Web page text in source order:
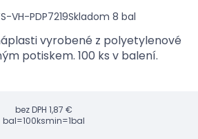
VH-PDP7219Skladom 8 bal
vyrobené z polyetylenové
potiskem. 100 ks v balení.
bez DPH 1,87 €
bal=100ksmin=1bal